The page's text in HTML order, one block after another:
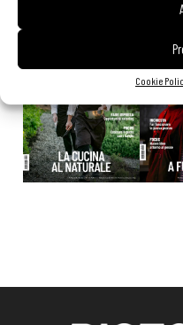
Cookie